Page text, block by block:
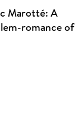
Marotté: A
romance of